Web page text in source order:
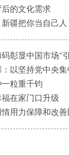
的文化需求
疆把你当自己人
彰显中国市场“
以坚持党中央
粒重千钧
在家门口升级
用力保障和改善